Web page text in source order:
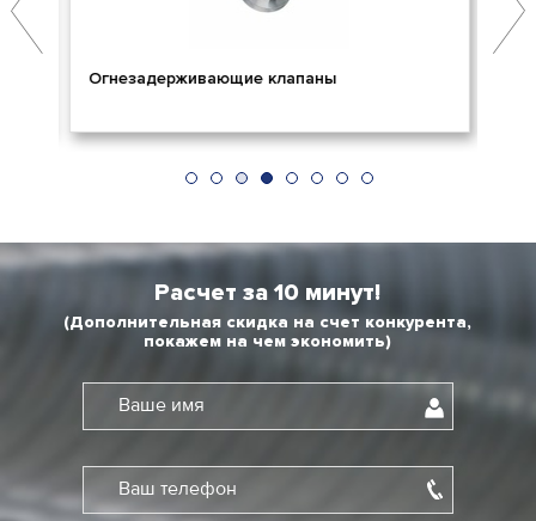
Огнезадерживающие клапаны
Расчет за 10 минут!
(Дополнительная скидка на счет конкурента,
покажем на чем экономить)
Ваше имя
Ваш телефон